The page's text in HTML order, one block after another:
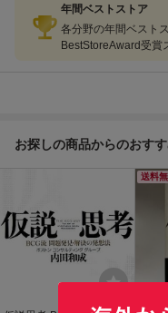
年間ベストストア
各分野の年間ベスト
BestStoreAward受賞
お探しの商品からのおす
送料